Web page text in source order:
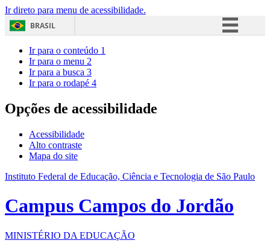
Ir direto para menu de acessibilidade.
BRASIL
Acesso à informação
Ir para o conteúdo 1
Ir para o menu 2
Ir para a busca 3
Ir para o rodapé 4
Opções de acessibilidade
Acessibilidade
Alto contraste
Mapa do site
Instituto Federal de Educação, Ciência e Tecnologia de São Paulo
Campus Campos do Jordão
MINISTÉRIO DA EDUCAÇÃO